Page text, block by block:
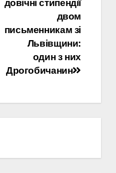
довічні стипендії
двом
письменникам зі
Львівщини:
один з них
Дрогобичанин